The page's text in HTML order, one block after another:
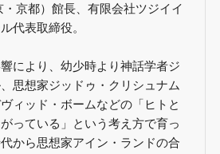
京都）館長、有限会社ツジイイ
代表取締役。
により、幼少時より神話学者ジ
思想家ジッドゥ・クリシュナム
ィッド・ボームなどの「ヒトと
っている」という考え方で育っ
から思想家アイン・ランドの合